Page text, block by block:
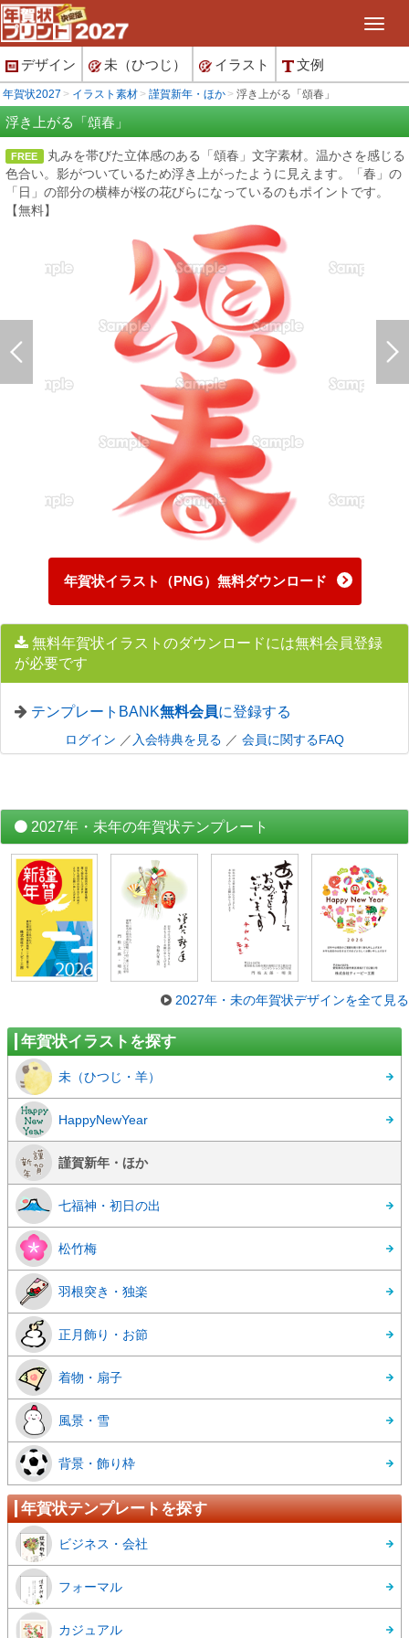
デザイン 未（ひつじ） イラスト 文例
年賀状2027 イラスト素材 謹賀新年・ほか 浮き上がる「頌春」
浮き上がる「頌春」
FREE 丸みを帯びた立体感のある「頌春」文字素材。温かさを感じる
色合い。影がついているため浮き上がったように見えます。「春」の
「日」の部分の横棒が桜の花びらになっているのもポイントです。
【無料】
年賀状イラスト（PNG）無料ダウンロード
無料年賀状イラストのダウンロードには無料会員登録
が必要です
テンプレートBANK無料会員に登録する
ログイン ／ 入会特典を見る ／ 会員に関するFAQ
2027年・未年の年賀状テンプレート
2027年・未の年賀状デザインを全て見る
年賀状イラストを探す
未（ひつじ・羊）
HappyNewYear
謹賀新年・ほか
七福神・初日の出
松竹梅
羽根突き・独楽
正月飾り・お節
着物・扇子
風景・雪
背景・飾り枠
年賀状テンプレートを探す
ビジネス・会社
フォーマル
カジュアル